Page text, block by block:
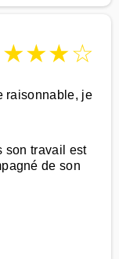
★★★☆
raisonnable, je
son travail est
de son